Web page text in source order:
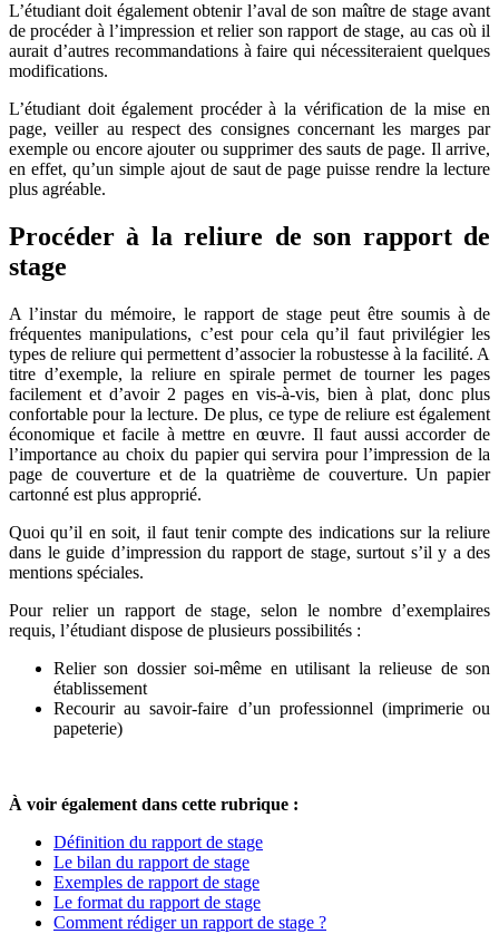
L’étudiant doit également obtenir l’aval de son maître de stage avant
de procéder à l’impression et relier son rapport de stage, au cas où il
aurait d’autres recommandations à faire qui nécessiteraient quelques
modifications.
L’étudiant doit également procéder à la vérification de la mise en
page, veiller au respect des consignes concernant les marges par
exemple ou encore ajouter ou supprimer des sauts de page. Il arrive,
en effet, qu’un simple ajout de saut de page puisse rendre la lecture
plus agréable.
Procéder à la reliure de son rapport de
stage
A l’instar du mémoire, le rapport de stage peut être soumis à de
fréquentes manipulations, c’est pour cela qu’il faut privilégier les
types de reliure qui permettent d’associer la robustesse à la facilité. A
titre d’exemple, la reliure en spirale permet de tourner les pages
facilement et d’avoir 2 pages en vis-à-vis, bien à plat, donc plus
confortable pour la lecture. De plus, ce type de reliure est également
économique et facile à mettre en œuvre. Il faut aussi accorder de
l’importance au choix du papier qui servira pour l’impression de la
page de couverture et de la quatrième de couverture. Un papier
cartonné est plus approprié.
Quoi qu’il en soit, il faut tenir compte des indications sur la reliure
dans le guide d’impression du rapport de stage, surtout s’il y a des
mentions spéciales.
Pour relier un rapport de stage, selon le nombre d’exemplaires
requis, l’étudiant dispose de plusieurs possibilités :
Relier son dossier soi-même en utilisant la relieuse de son
établissement
Recourir au savoir-faire d’un professionnel (imprimerie ou
papeterie)
À voir également dans cette rubrique :
Définition du rapport de stage
Le bilan du rapport de stage
Exemples de rapport de stage
Le format du rapport de stage
Comment rédiger un rapport de stage ?